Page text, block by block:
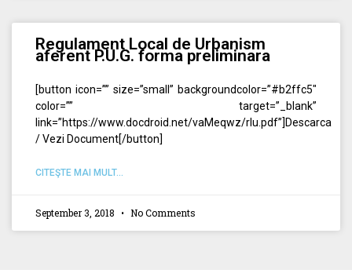
Regulament Local de Urbanism
aferent P.U.G. forma preliminara
[button icon=”” size=”small” backgroundcolor=”#b2ffc5″
color=”” target=”_blank”
link=”https://www.docdroid.net/vaMeqwz/rlu.pdf”]Descarca
/ Vezi Document[/button]
CITEŞTE MAI MULT...
September 3, 2018 No Comments